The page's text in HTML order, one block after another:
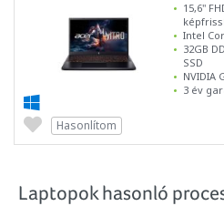
15,6"
Intel
32GB
SSD
NVIDIA
3 év
Hasonlítom
Laptopok hasonló